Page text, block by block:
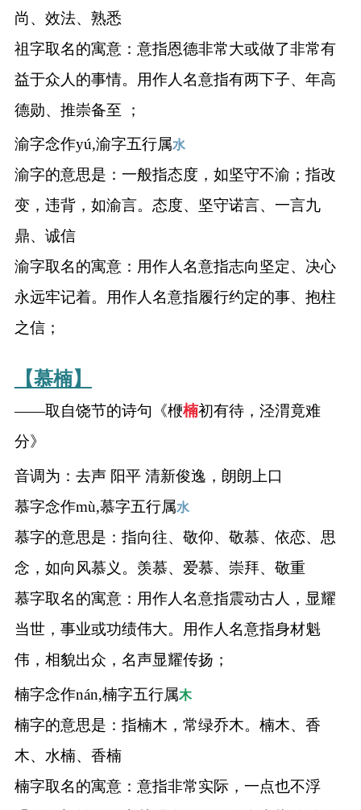
尚、效法、熟悉
祖字取名的寓意：意指恩德非常大或做了非常有
益于众人的事情。用作人名意指有两下子、年高
德勋、推崇备至 ；
渝字念作yú,渝字五行属水
渝字的意思是：一般指态度，如坚守不渝；指改
变，违背，如渝言。态度、坚守诺言、一言九
鼎、诚信
渝字取名的寓意：用作人名意指志向坚定、决心
永远牢记着。用作人名意指履行约定的事、抱柱
之信；
【慕楠】
——取自饶节的诗句《楩楠初有待，泾渭竟难
分》
音调为：去声 阳平 清新俊逸，朗朗上口
慕字念作mù,慕字五行属水
慕字的意思是：指向往、敬仰、敬慕、依恋、思
念，如向风慕义。羡慕、爱慕、崇拜、敬重
慕字取名的寓意：用作人名意指震动古人，显耀
当世，事业或功绩伟大。用作人名意指身材魁
伟，相貌出众，名声显耀传扬；
楠字念作nán,楠字五行属木
楠字的意思是：指楠木，常绿乔木。楠木、香
木、水楠、香楠
楠字取名的寓意：意指非常实际，一点也不浮